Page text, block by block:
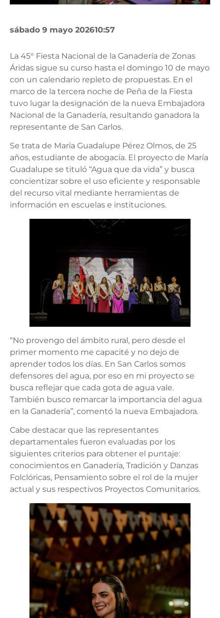
sábado 9 mayo 202610:57
La 45° Fiesta Nacional de la Ganadería de Zonas
Áridas sigue su curso hasta el domingo 10 de mayo
con un calendario repleto de propuestas. En el
marco de la tercera noche de Peña de la Fiesta
tuvo lugar la designación de la nueva Embajadora
Nacional de la Ganadería, resultando ganadora la
representante de San Carlos.
Se trata de María Guadalupe Pérez Olmos, de 25
años, estudiante de abogacía. El proyecto de María
Guadalupe se tituló “Agua que da vida” y busca
concientizar sobre el uso eficiente y responsable
del recurso vital mediante herramientas de
información en escuelas e instituciones.
“No provengo del ámbito rural, pero desde el
primer momento me capacité y no dejo de
aprender todos los días. En San Carlos somos
defensores del agua, por eso en mi proyecto se
busca reflejar que cada gota de agua vale.
También busco remarcar la importancia del agua
en la Ganadería”, comentó la nueva Embajadora.
Cabe destacar que las representantes
departamentales fueron evaluadas por los
siguientes criterios para obtener el puntaje:
conocimientos en Ganadería, Tradición y Danzas
Folclóricas, Pensamiento sobre el rol de la mujer
actual y sus respectivos Proyectos Comunitarios.